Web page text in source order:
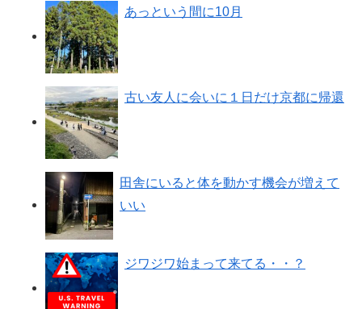
あっという間に10月
古い友人に会いに１日だけ京都に帰還
田舎にいると体を動かす機会が増えて
いい
ジワジワ始まって来てる・・？